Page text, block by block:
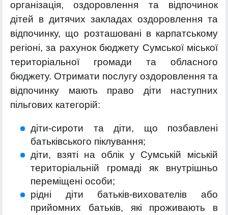
організація, оздоровлення та відпочинок
дітей в дитячих закладах оздоровлення та
відпочинку, що розташовані в карпатському
регіоні, за рахунок бюджету Сумської міської
територіальної громади та обласного
бюджету. Отримати послугу оздоровлення та
відпочинку мають право діти наступних
пільгових категорій:
діти-сироти та діти, що позбавлені
батьківського піклування;
діти, взяті на облік у Сумській міській
територіальній громаді як внутрішньо
переміщені особи;
рідні діти батьків-вихователів або
прийомних батьків, які проживають в